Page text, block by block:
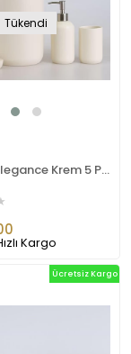
Tükendi
By Selim Elegance Krem 5 Parça Polyester Banyo Seti
Kargo
Ücretsiz Kargo